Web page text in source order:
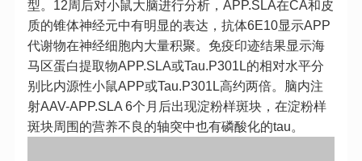
型。12周后对小鼠大脑进行分析，APP.SLA在CA和皮
质的锥体神经元中有明显的表达，抗体6E10显示APP
代谢物在神经细胞内大量积聚。免疫印迹结果显示海
马区蛋白提取物APP.SLA或Tau.P301L的相对水平分
别比内源性小鼠APP或Tau.P301L高约两倍。脑内注
射AAV-APP.SLA 6个月后出现淀粉样斑块，在淀粉样
斑块周围的营养不良的轴突中也有磷酸化的tau。